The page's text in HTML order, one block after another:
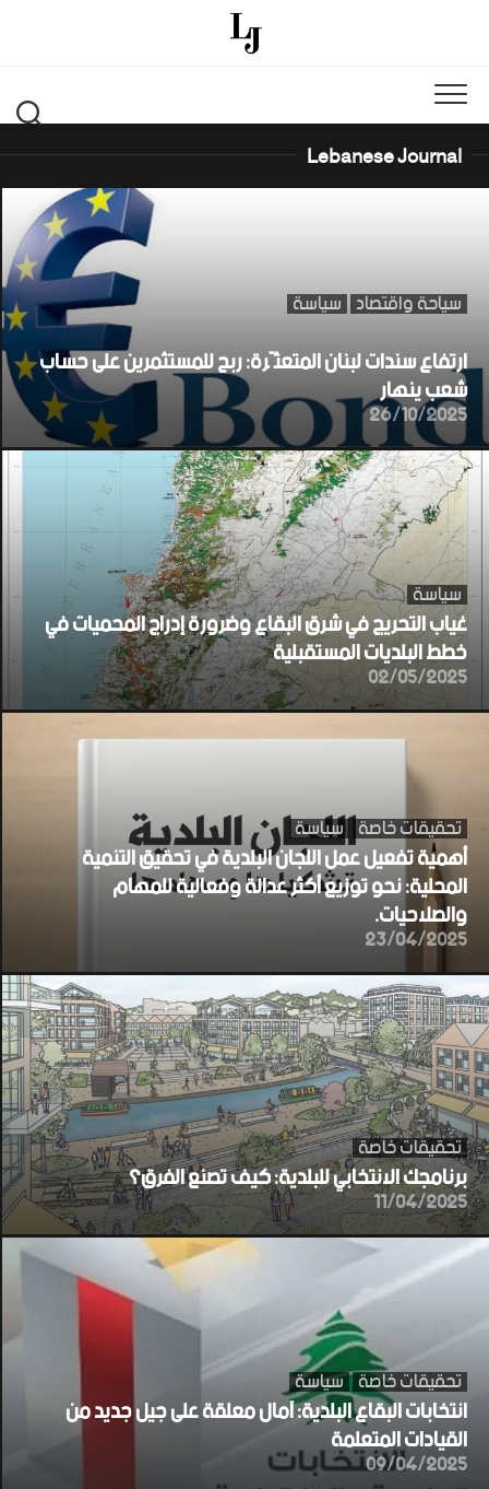
Lebanese Journal
سياحة واقتصاد سياسة
ارتفاع سندات لبنان المتعثّرة: ربح للمستثمرين على حساب
شعب ينهار
26/10/2025
سياسة
غياب التحريج في شرق البقاع وضرورة إدراج المحميات في
خطط البلديات المستقبلية
02/05/2025
تحقيقات خاصة سياسة
أهمية تفعيل عمل اللجان البلدية في تحقيق التنمية
المحلية: نحو توزيع أكثر عدالة وفعالية للمهام
والصلاحيات.
23/04/2025
تحقيقات خاصة
برنامجك الانتخابي للبلدية: كيف تصنع الفرق؟
11/04/2025
تحقيقات خاصة سياسة
انتخابات البقاع البلدية: آمال معلقة على جيل جديد من
القيادات المتعلمة
09/04/2025